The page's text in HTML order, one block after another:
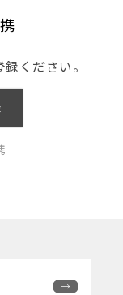
ください。